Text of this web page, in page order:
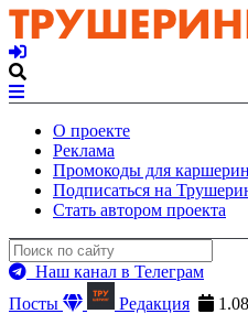
О проекте
Реклама
Промокоды для
Подписаться на
Стать автором проекта
Наш канал в Телеграм
Посты
Редакция